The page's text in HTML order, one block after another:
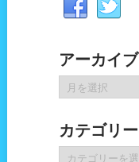
アーカイブ
ー
イ
ブ
カテゴリー